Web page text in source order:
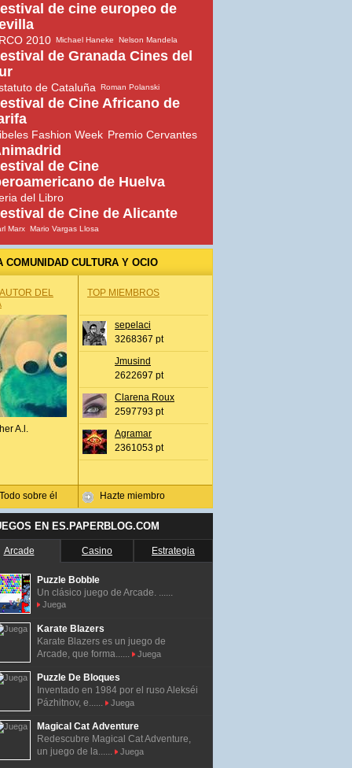
de cine europeo de
2010 Michael Haneke Nelson Mandela
de Granada Cines del
de Cataluña Roman Polanski
de Cine Africano de
Fashion Week Premio Cervantes
de Cine
de Huelva
del Libro
de Cine de Alicante
Marx Mario Vargas Llosa
COMUNIDAD CULTURA Y OCIO
DEL
A.l.
Todo sobre él
TOP MIEMBROS
sepelaci
3268367 pt
Jmusind
2622697 pt
Clarena Roux
2597793 pt
Agramar
2361053 pt
Hazte miembro
EN ES.PAPERBLOG.COM
Arcade Casino Estrategia
Puzzle Bobble
Un clásico juego de Arcade. ......
Juega
Karate Blazers
Karate Blazers es un juego de
Arcade, que forma......
Juega
Puzzle De Bloques
Inventado en 1984 por el ruso Alekséi
Pázhitnov, e......
Juega
Magical Cat Adventure
Redescubre Magical Cat Adventure,
un juego de la......
Juega